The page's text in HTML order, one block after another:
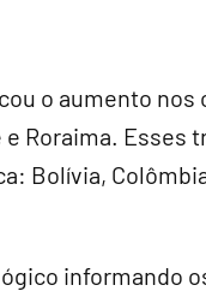
o aumento nos
Roraima. Esses
Bolívia,
informando